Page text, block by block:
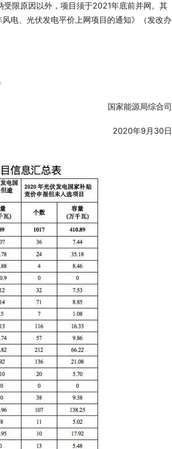
限原因以外，项目须于2021年底前并网。其
电、光伏发电平价上网项目的通知》（发改办
国家能源局综合司
2020年9月30日